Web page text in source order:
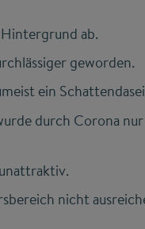
ab.
geworden.
ein
durch Corona
nicht